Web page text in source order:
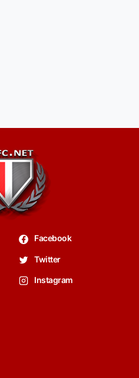
Facebook
Twitter
Instagram